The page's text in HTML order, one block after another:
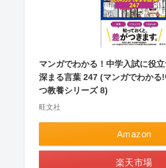
マンガでわかる！中学入試に役
深まる言葉 247 (マンガでわかる
つ教養シリーズ 8)
旺文社
Amazon
楽天市場